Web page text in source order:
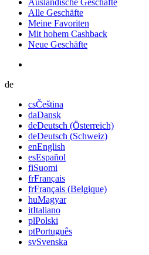
Ausländische Geschäfte
Alle Geschäfte
Meine Favoriten
Mit hohem Cashback
Neue Geschäfte
de
csČeština
daDansk
deDeutsch (Österreich)
deDeutsch (Schweiz)
enEnglish
esEspañol
fiSuomi
frFrançais
frFrançais (Belgique)
huMagyar
itItaliano
plPolski
ptPortuguês
svSvenska